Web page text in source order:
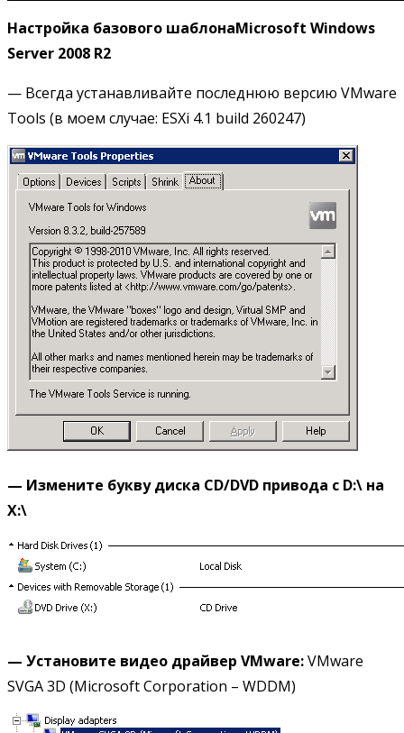
Настройка базового шаблонаMicrosoft Windows
Server 2008 R2
— Всегда устанавливайте последнюю версию VMware
Tools (в моем случае: ESXi 4.1 build 260247)
— Измените букву диска CD/DVD привода с D:\ на
X:\
— Установите видео драйвер VMware:VMware
SVGA 3D (Microsoft Corporation – WDDM)